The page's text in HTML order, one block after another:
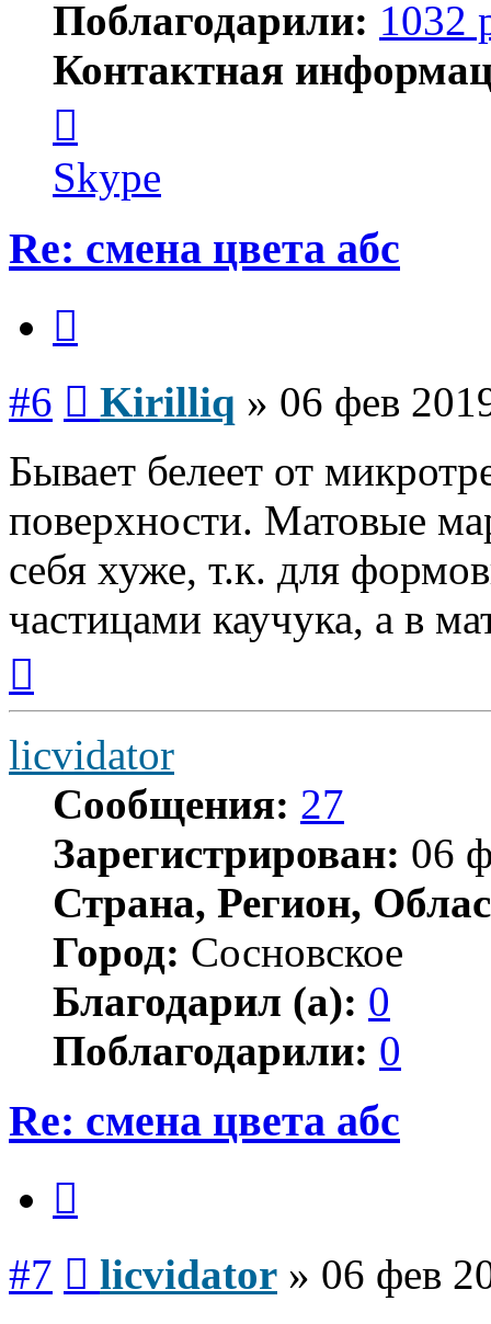
Поблагодарили: 1032
Контактная
пользователя
Kirilliq
Skype
Re: смена цвета абс
#6 Kirilliq » 06 фев
Бывает белеет от
поверхности. Матовые
себя хуже, т.к. для
частицами каучука, а в
началу
licvidator
Сообщения: 27
Зарегистрирован: 06
Страна, Регион,
Город: Сосновское
Благодарил (а): 0
Поблагодарили: 0
Re: смена цвета абс
#7 licvidator » 06 фев